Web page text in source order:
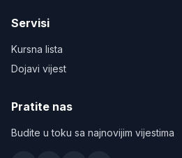
Servisi
Kursna lista
Dojavi vijest
Pratite nas
Budite u toku sa najnovijim vijestima